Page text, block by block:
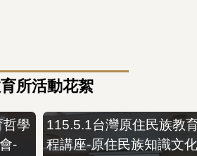
所活動花絮
學
-
115.5.1台灣原住民族教
程講座-原住民族知識文